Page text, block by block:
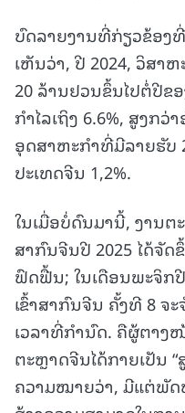
ບົດລາຍງານທີ່ກ່ຽວຂ້ອງ
ເຫັນວ່າ, ປີ 2024, ວິສາ
20 ລ້ານຢວນຂຶ້ນໄປຕໍ່ປີຂ
ກຳໄລເຖິງ 6.6%, ສູງກ
ອຸດສາຫະກຳທີ່ມີລາຍຮັບ
ປະເທດຈີນ 1,2%.
ໃນເມື່ອບໍ່ດົນມານີ້, ງານ
ສາກົນຈີນປີ 2025 ໄດ້ຈັ
ຟົດຟື້ນ; ໃນເດືອນພະຈິກ
ເຂົ້າສາກົນຈີນ ຄັ້ງທີ 8 ຈ
ເວລາທີ່ກຳນົດ. ຄືຜູ້ຕາງ
ຕະຫຼາດຈີນໄດ້ກາຍເປັນ “
ຄວາມໝາຍວ່າ, ມີແຕ່ພັດ